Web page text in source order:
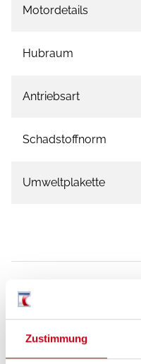
Zustimmung
Motordetails
Hubraum
Antriebsart
Schadstoffnorm
Umweltplakette
Ausstattung
Fahrgestell